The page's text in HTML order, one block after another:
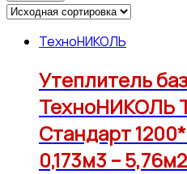
ТехноНИКОЛЬ
Утеплитель
ТехноНИКОЛЬ
Стандарт
0,173м3 –